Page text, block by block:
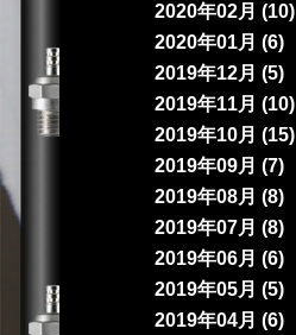
2020年02月 (10)
2020年01月 (6)
2019年12月 (5)
2019年11月 (10)
2019年10月 (15)
2019年09月 (7)
2019年08月 (8)
2019年07月 (8)
2019年06月 (6)
2019年05月 (5)
2019年04月 (6)